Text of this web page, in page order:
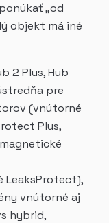
„od
objekt má iné
2 Plus, Hub
pre
(vnútorné
Plus,
LeaksProtect),
vnútorné aj
hybrid,